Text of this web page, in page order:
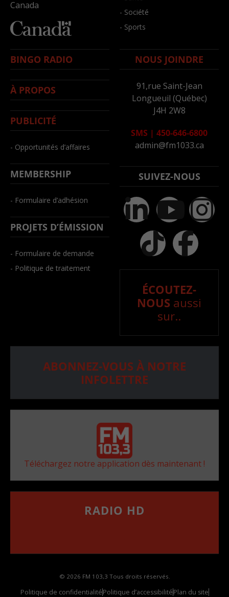
Canada
- Société
- Sports
BINGO RADIO
À PROPOS
PUBLICITÉ
- Opportunités d’affaires
MEMBERSHIP
- Formulaire d’adhésion
PROJETS D’ÉMISSION
- Formulaire de demande
- Politique de traitement
NOUS JOINDRE
91,rue Saint-Jean
Longueuil (Québec)
J4H 2W8
SMS | 450-646-6800
admin@fm1033.ca
SUIVEZ-NOUS
ÉCOUTEZ-
NOUS aussi
sur..
ABONNEZ-VOUS À NOTRE
INFOLETTRE
Téléchargez notre application dès maintenant !
RADIO HD
© 2026 FM 103,3 Tous droits réservés.
Politique de confidentialitéPolitique d’accessibilitéPlan du site